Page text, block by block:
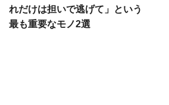
れだけは担いで逃げて」という
最も重要なモノ2選